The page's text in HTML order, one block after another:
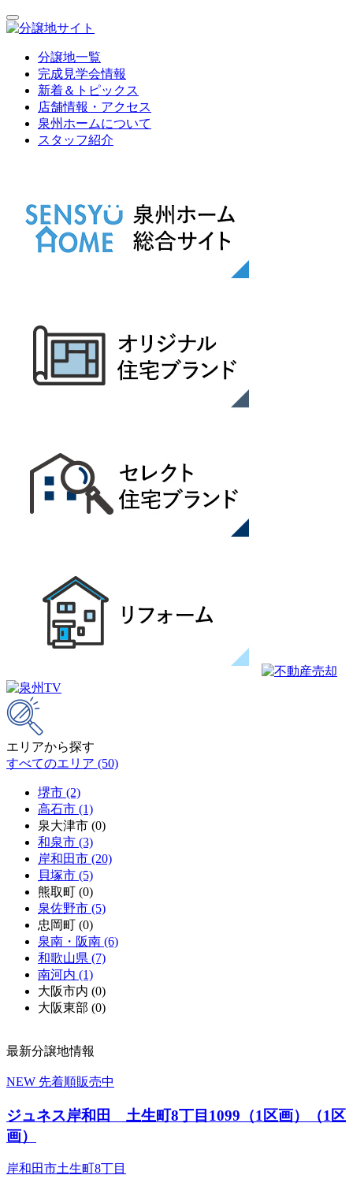
分譲地一覧
完成見学会情報
新着＆トピックス
店舗情報・アクセス
泉州ホームについて
スタッフ紹介
エリアから探す
すべてのエリア (50)
堺市 (2)
高石市 (1)
泉大津市 (0)
和泉市 (3)
岸和田市 (20)
貝塚市 (5)
熊取町 (0)
泉佐野市 (5)
忠岡町 (0)
泉南・阪南 (6)
和歌山県 (7)
南河内 (1)
大阪市内 (0)
大阪東部 (0)
最新分譲地情報
NEW 先着順販売中
ジュネス岸和田 土生町8丁目1099（1区画）（1区
画）
岸和田市土生町8丁目